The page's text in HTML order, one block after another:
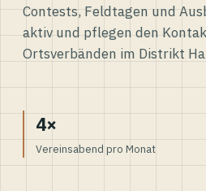
Contests, Feldtagen und
aktiv und pflegen den
Ortsverbänden im Distrikt
4×
Vereinsabend pro Monat